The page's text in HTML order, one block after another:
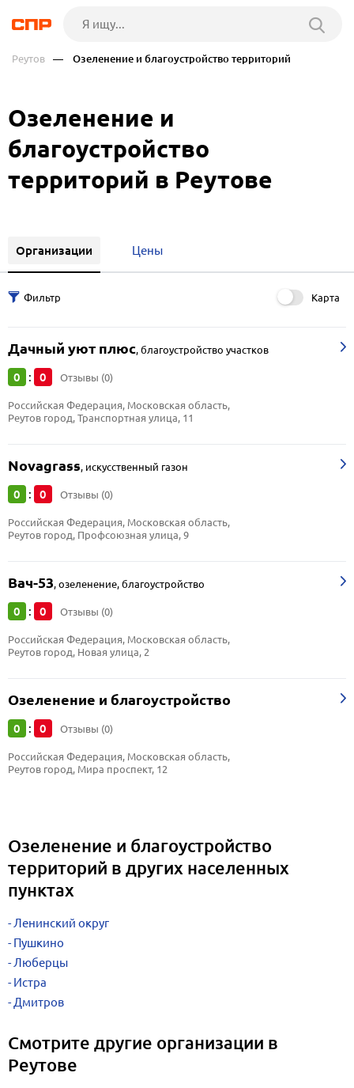
Реутов — Озеленение и благоустройство территорий
Озеленение и
благоустройство
территорий в Реутове
Организации Цены
Карта
Дачный уют плюс,благоустройство участков
0 : 0 Отзывы (0)
Российская Федерация, Московская область,
Реутов город, Транспортная улица, 11
Novagrass, искусственный газон
0 : 0 Отзывы (0)
Российская Федерация, Московская область,
Реутов город, Профсоюзная улица, 9
Вач-53,озеленение, благоустройство
0 : 0 Отзывы (0)
Российская Федерация, Московская область,
Реутов город, Новая улица, 2
Озеленение и благоустройство
0 : 0 Отзывы (0)
Российская Федерация, Московская область,
Реутов город, Мира проспект, 12
Озеленение и благоустройство
территорий в других населенных
пунктах
Ленинский округ
Пушкино
Люберцы
Истра
Дмитров
Смотрите другие организации в
Реутове